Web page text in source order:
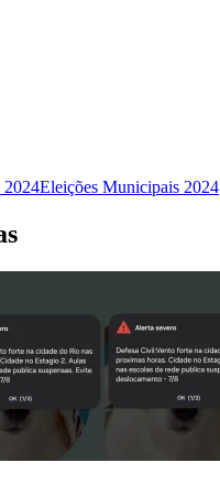
2024Eleições Municipais 2024